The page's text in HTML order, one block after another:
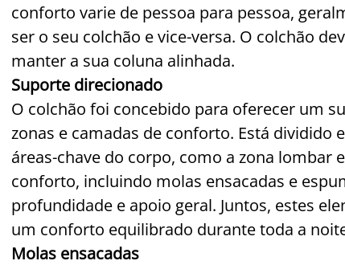
conforto varie de pessoa para pessoa,
ser o seu colchão e vice-versa. O colchão
manter a sua coluna alinhada.
Suporte direcionado
O colchão foi concebido para oferecer um
zonas e camadas de conforto. Está
áreas-chave do corpo, como a zona lombar
conforto, incluindo molas ensacadas e
profundidade e apoio geral. Juntos, estes
um conforto equilibrado durante toda a
Molas ensacadas